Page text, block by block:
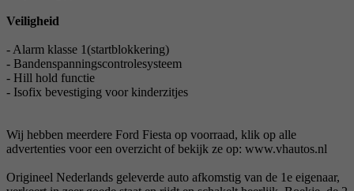
Veiligheid
- Alarm klasse 1(startblokkering)
- Bandenspanningscontrolesysteem
- Hill hold functie
- Isofix bevestiging voor kinderzitjes
Wij hebben meerdere Ford Fiesta op voorraad, klik op alle
advertenties voor een overzicht of bekijk ze op: www.vhautos.nl
Origineel Nederlands geleverde auto afkomstig van de 1e eigenaar,